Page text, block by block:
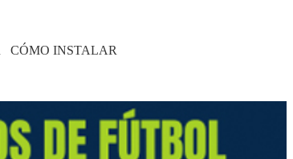
CÓMO INSTALAR